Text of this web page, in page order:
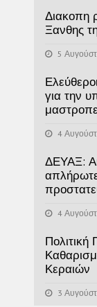
Διακοπη
Ξανθης
5
για την
4
ΔΕΥΑΞ:
4
Κεραιών
3